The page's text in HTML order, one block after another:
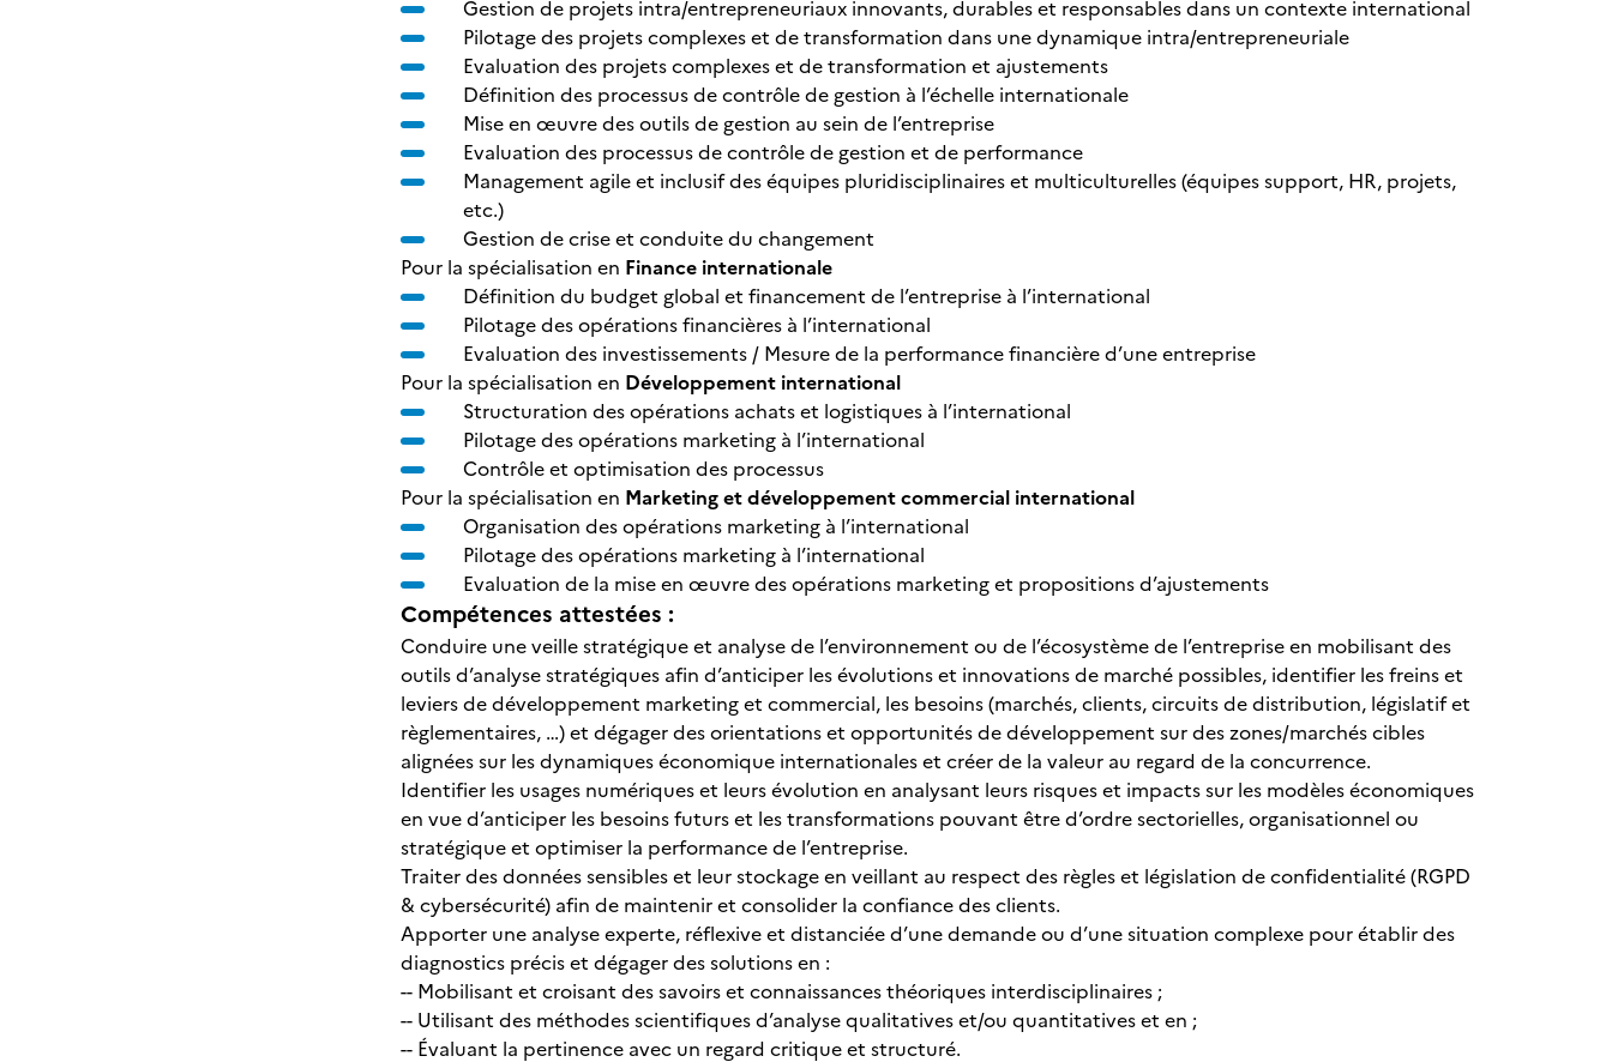
Gestion de projets intra/entrepreneuriaux innovants, durables et responsables dans un contexte international
Pilotage des projets complexes et de transformation dans une dynamique intra/entrepreneuriale
Evaluation des projets complexes et de transformation et ajustements
Définition des processus de contrôle de gestion à l’échelle internationale
Mise en œuvre des outils de gestion au sein de l’entreprise
Evaluation des processus de contrôle de gestion et de performance
Management agile et inclusif des équipes pluridisciplinaires et multiculturelles (équipes support, HR, projets,
etc.)
Gestion de crise et conduite du changement
Pour la spécialisation en Finance internationale
Définition du budget global et financement de l’entreprise à l’international
Pilotage des opérations financières à l’international
Evaluation des investissements / Mesure de la performance financière d’une entreprise
Pour la spécialisation en Développement international
Structuration des opérations achats et logistiques à l’international
Pilotage des opérations marketing à l’international
Contrôle et optimisation des processus
Pour la spécialisation en Marketing et développement commercial international
Organisation des opérations marketing à l’international
Pilotage des opérations marketing à l’international
Evaluation de la mise en œuvre des opérations marketing et propositions d’ajustements
Compétences attestées :
Conduire une veille stratégique et analyse de l’environnement ou de l’écosystème de l’entreprise en mobilisant des
outils d’analyse stratégiques afin d’anticiper les évolutions et innovations de marché possibles, identifier les freins et
leviers de développement marketing et commercial, les besoins (marchés, clients, circuits de distribution, législatif et
règlementaires, …) et dégager des orientations et opportunités de développement sur des zones/marchés cibles
alignées sur les dynamiques économique internationales et créer de la valeur au regard de la concurrence.
Identifier les usages numériques et leurs évolution en analysant leurs risques et impacts sur les modèles économiques
en vue d’anticiper les besoins futurs et les transformations pouvant être d’ordre sectorielles, organisationnel ou
stratégique et optimiser la performance de l’entreprise.
Traiter des données sensibles et leur stockage en veillant au respect des règles et législation de confidentialité (RGPD
& cybersécurité) afin de maintenir et consolider la confiance des clients.
Apporter une analyse experte, réflexive et distanciée d’une demande ou d’une situation complexe pour établir des
diagnostics précis et dégager des solutions en :
-- Mobilisant et croisant des savoirs et connaissances théoriques interdisciplinaires ;
-- Utilisant des méthodes scientifiques d’analyse qualitatives et/ou quantitatives et en ;
-- Évaluant la pertinence avec un regard critique et structuré.